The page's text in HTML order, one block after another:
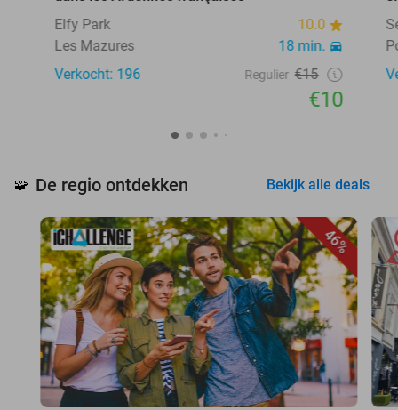
Elfy Park
10.0
Les Mazures
18 min.
Verkocht: 196
Regulier €15
€10
🧩 De regio ontdekken Bekijk alle deals
46%